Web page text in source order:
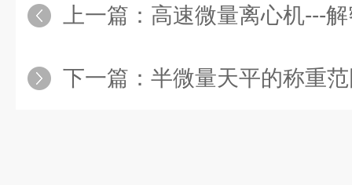
上一篇： 高速微量离心机---
下一篇： 半微量天平的称重